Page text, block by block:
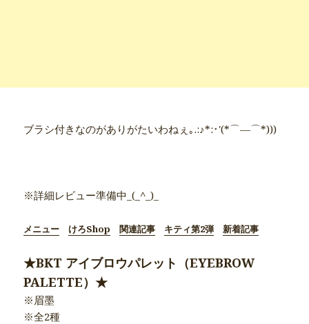
ブラシ付きなのがありがたいわねぇ｡.:♪*:･'(*⌒―⌒*)))
※詳細レビュー準備中_(_^_)_
メニュー けろShop 関連記事 キティ第2弾 新着記事
★BKT アイブロウパレット（EYEBROW
PALETTE）★
※眉墨
※全2種